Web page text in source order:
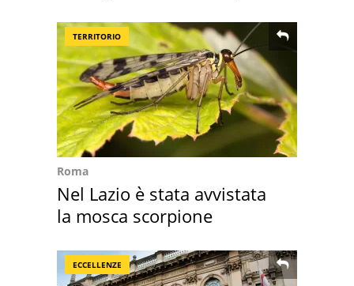
TERRITORIO
Roma
Nel Lazio è stata avvistata
la mosca scorpione
ECCELLENZE